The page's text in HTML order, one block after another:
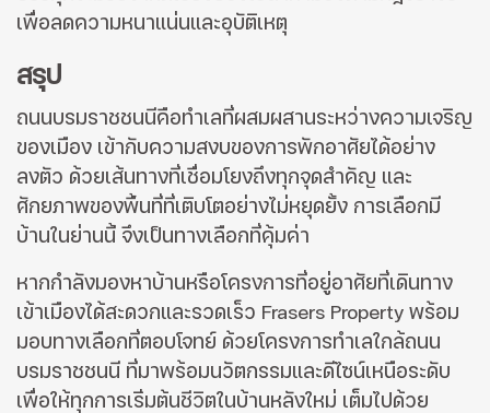
เพื่อลดความหนาแน่นและอุบัติเหตุ
สรุป
ถนนบรมราชชนนีคือทำเลที่ผสมผสานระหว่างความเจริญ
ของเมือง เข้ากับความสงบของการพักอาศัยได้อย่าง
ลงตัว ด้วยเส้นทางที่เชื่อมโยงถึงทุกจุดสำคัญ และ
ศักยภาพของพื้นที่ที่เติบโตอย่างไม่หยุดยั้ง การเลือกมี
บ้านในย่านนี้ จึงเป็นทางเลือกที่คุ้มค่า
หากกำลังมองหาบ้านหรือโครงการที่อยู่อาศัยที่เดินทาง
เข้าเมืองได้สะดวกและรวดเร็ว Frasers Property พร้อม
มอบทางเลือกที่ตอบโจทย์ ด้วยโครงการทำเลใกล้ถนน
บรมราชชนนี ที่มาพร้อมนวัตกรรมและดีไซน์เหนือระดับ
เพื่อให้ทุกการเริ่มต้นชีวิตในบ้านหลังใหม่ เต็มไปด้วย